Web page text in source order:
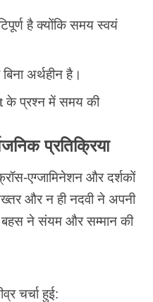
है क्योंकि समय स्वयं
अर्थहीन है।
के प्रश्न में समय की
प्रतिक्रिया
एग्जामिनेशन और दर्शकों
और न ही नदवी ने अपनी
बहस ने संयम और सम्मान की
चर्चा हुई: